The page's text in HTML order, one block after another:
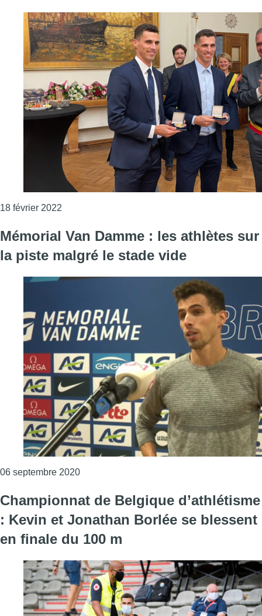
18 février 2022
Mémorial Van Damme : les athlètes sur
la piste malgré le stade vide
06 septembre 2020Consulter l'article "Mémorial Van Damme :
Championnat de Belgique d’athlétisme
: Kevin et Jonathan Borlée se blessent
en finale du 100 m